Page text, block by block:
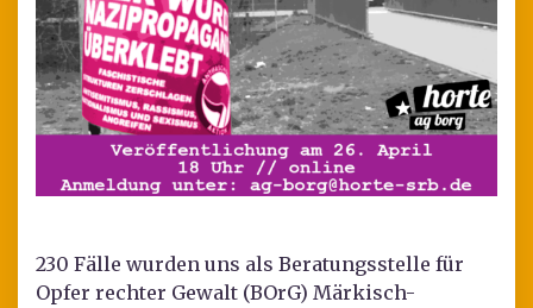
230 Fälle wurden uns als Beratungsstelle für
Opfer rechter Gewalt (BOrG) Märkisch-